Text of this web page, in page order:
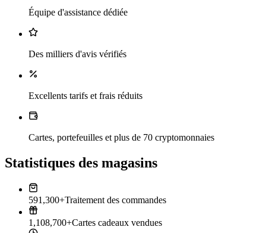
Équipe d'assistance dédiée
Des milliers d'avis vérifiés
Excellents tarifs et frais réduits
Cartes, portefeuilles et plus de 70 cryptomonnaies
Statistiques des magasins
591,300+Traitement des commandes
1,108,700+Cartes cadeaux vendues